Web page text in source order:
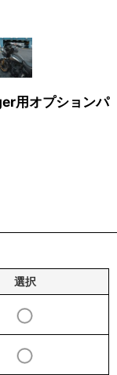
用オプションパ
選択